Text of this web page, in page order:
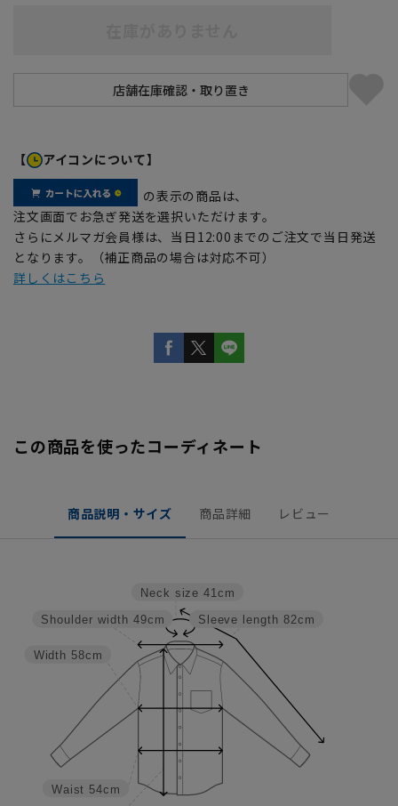
【 アイコンについて】
の表示の商品は、
注文画面でお急ぎ発送を選択いただけます。
さらにメルマガ会員様は、当日12:00までのご注文で当日発送
となります。（補正商品の場合は対応不可）
詳しくはこちら
この商品を使ったコーディネート
商品説明・サイズ 商品詳細 レビュー
Sleeve length 82cm
Neck size 41cm
Waist 54cm
Width 58cm
Shoulder width 49cm